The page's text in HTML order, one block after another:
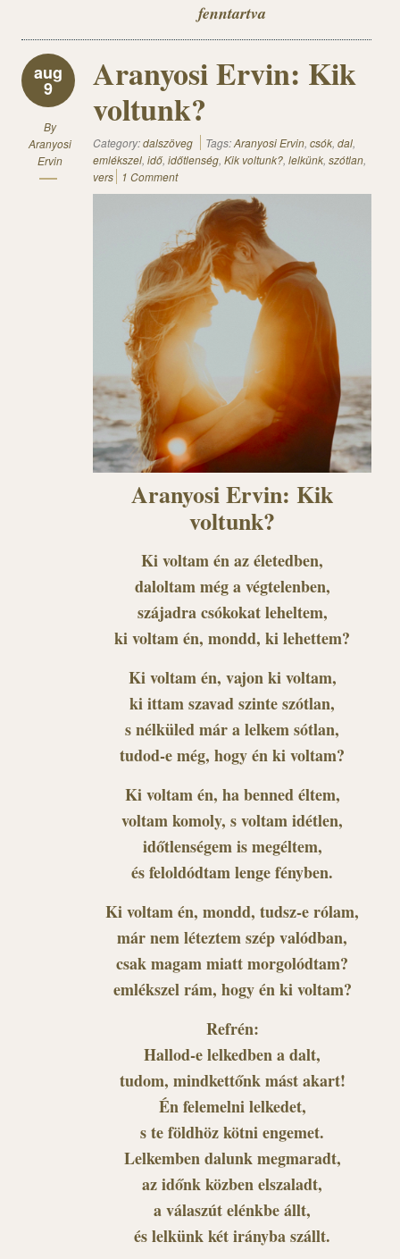
fenntartva
aug
9
By
Aranyosi
Ervin
Aranyosi Ervin: Kik
voltunk?
Category:dalszöveg Tags:Aranyosi Ervin, csók, dal,
emlékszel, idő, időtlenség, Kik voltunk?, lelkünk, szótlan,
vers
1 Comment
Aranyosi Ervin: Kik
voltunk?
Ki voltam én az életedben,
daloltam még a végtelenben,
szájadra csókokat leheltem,
ki voltam én, mondd, ki lehettem?
Ki voltam én, vajon ki voltam,
ki ittam szavad szinte szótlan,
s nélküled már a lelkem sótlan,
tudod-e még, hogy én ki voltam?
Ki voltam én, ha benned éltem,
voltam komoly, s voltam idétlen,
időtlenségem is megéltem,
és feloldódtam lenge fényben.
Ki voltam én, mondd, tudsz-e rólam,
már nem léteztem szép valódban,
csak magam miatt morgolódtam?
emlékszel rám, hogy én ki voltam?
Refrén:
Hallod-e lelkedben a dalt,
tudom, mindkettőnk mást akart!
Én felemelni lelkedet,
s te földhöz kötni engemet.
Lelkemben dalunk megmaradt,
az időnk közben elszaladt,
a válaszút elénkbe állt,
és lelkünk két irányba szállt.